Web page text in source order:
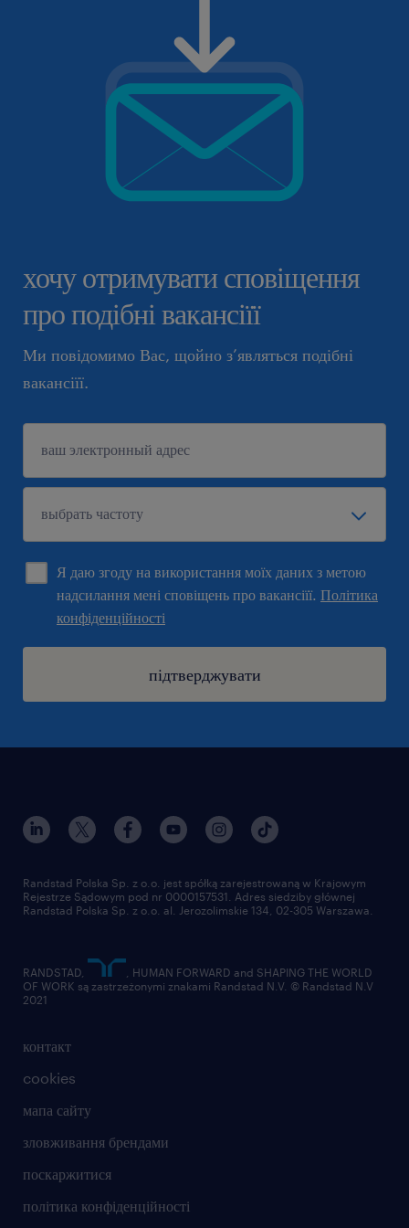
хочу отримувати сповіщення
про подібні вакансіїї
Ми повідомимо Вас, щойно з’являться подібні
вакансіїї.
Я даю згоду на використання моїх даних з метою
надсилання мені сповіщень про вакансіїї. Політика
конфіденційності
підтверджувати
контакт
cookies
мапа сайту
зловживання брендами
поскаржитися
політика конфіденційності
Randstad Polska Sp. z o.o. jest spółką zarejestrowaną w Krajowym
Rejestrze Sądowym pod nr 0000157531. Adres siedziby głównej
Randstad Polska Sp. z o.o. al. Jerozolimskie 134, 02-305 Warszawa.
RANDSTAD,
, HUMAN FORWARD and SHAPING THE WORLD
OF WORK są zastrzeżonymi znakami Randstad N.V. © Randstad N.V
2021